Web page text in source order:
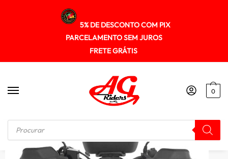
5% DE DESCONTO COM PIX
PARCELAMENTO SEM JUROS
FRETE GRÁTIS
0
Início / PROTETOR DE MOTOR DE CARENAGENS Protetor Motor Carenagem Yamaha Fazer250 2018+ Sptop489